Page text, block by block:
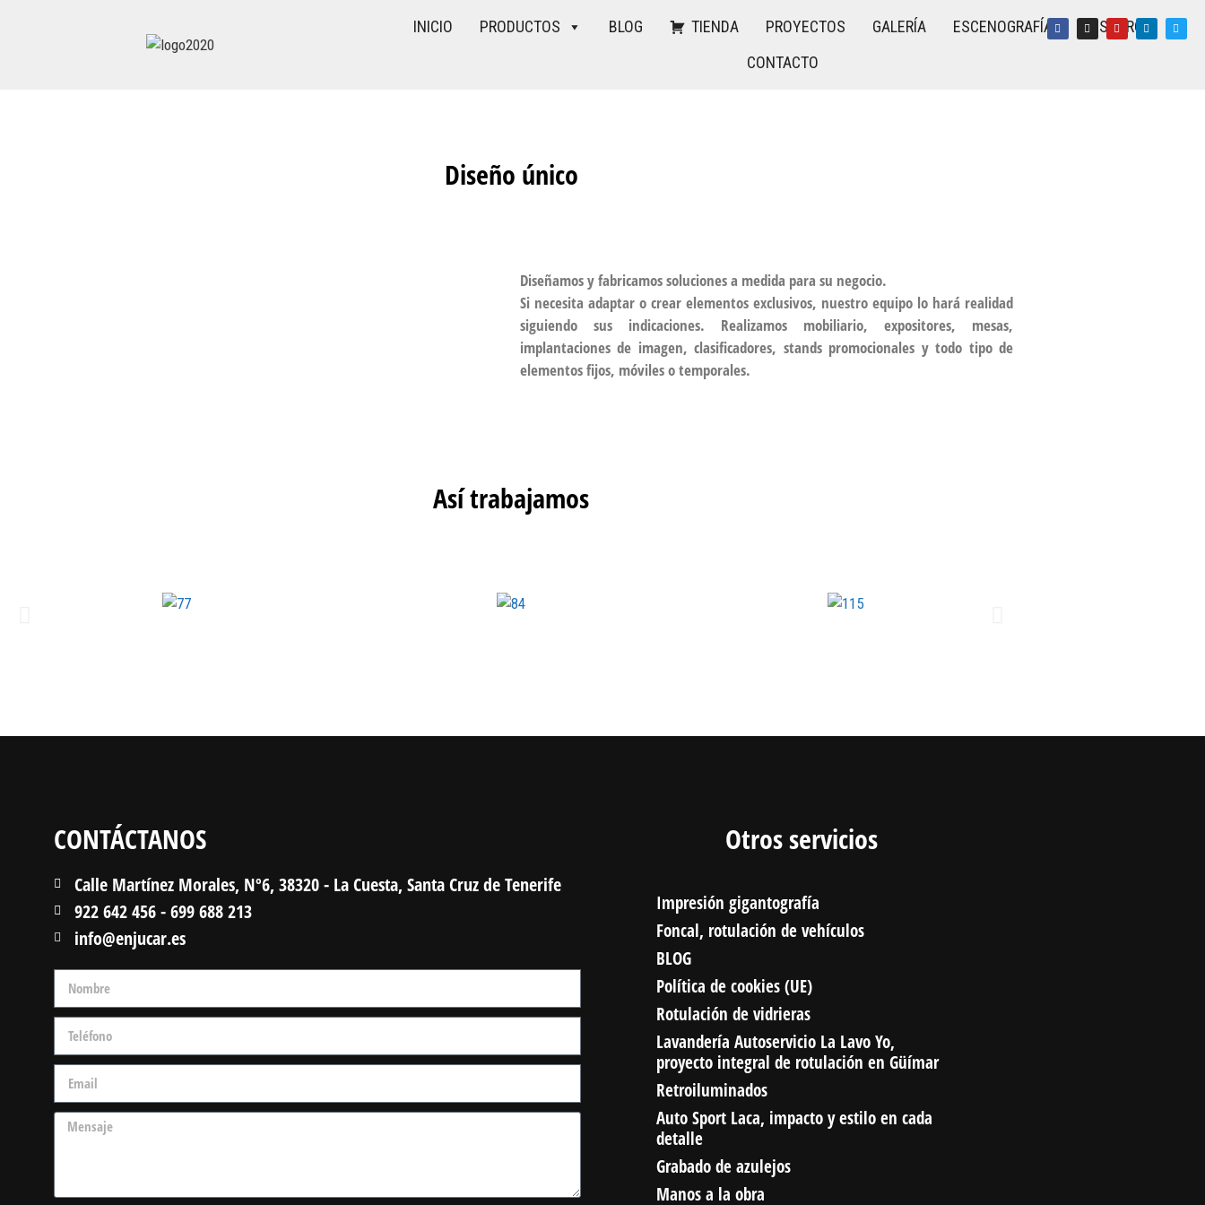
INICIO PRODUCTOS BLOG TIENDA PROYECTOS GALERÍA ESCENOGRAFÍA
NOSOTROS
CONTACTO
Diseño único
Diseñamos y fabricamos soluciones a medida para su negocio.
Si necesita adaptar o crear elementos exclusivos, nuestro equipo lo hará realidad
siguiendo sus indicaciones. Realizamos mobiliario, expositores, mesas,
implantaciones de imagen, clasificadores, stands promocionales y todo tipo de
elementos fijos, móviles o temporales.
Así trabajamos
CONTÁCTANOS
Calle Martínez Morales, Nº6, 38320 - La Cuesta, Santa Cruz de Tenerife
922 642 456 - 699 688 213
info@enjucar.es
Otros servicios
Impresión gigantografía
Foncal, rotulación de vehículos
BLOG
Política de cookies (UE)
Rotulación de vidrieras
Lavandería Autoservicio La Lavo Yo,
proyecto integral de rotulación en Güímar
Retroiluminados
Auto Sport Laca, impacto y estilo en cada
detalle
Grabado de azulejos
Manos a la obra